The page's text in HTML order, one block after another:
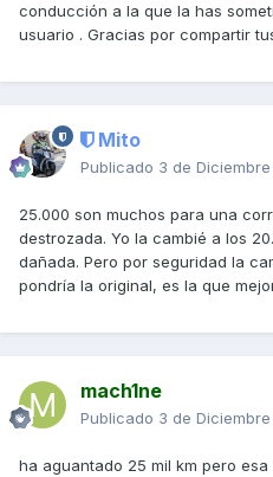
conducción a la que la has
usuario . Gracias por compartir
Mito
Publicado 3 de
25.000 son muchos para una
destrozada. Yo la cambié a los
dañada. Pero por seguridad la
pondría la original, es la que
mach1ne
Publicado 3 de
ha aguantado 25 mil km pero